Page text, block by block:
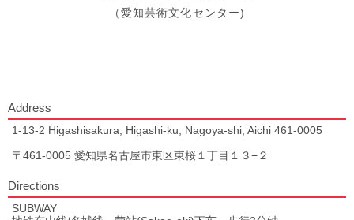
（愛知芸術文化センター)
Address
1-13-2 Higashisakura, Higashi-ku, Nagoya-shi, Aichi 461-0005
〒461-0005 愛知県名古屋市東区東桜１丁目１３−２
Directions
SUBWAY